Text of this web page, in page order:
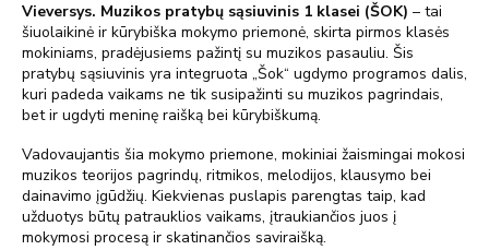
Vieversys. Muzikos pratybų sąsiuvinis 1 klasei (ŠOK) – tai
šiuolaikinė ir kūrybiška mokymo priemonė, skirta pirmos klasės
mokiniams, pradėjusiems pažintį su muzikos pasauliu. Šis
pratybų sąsiuvinis yra integruota „Šok“ ugdymo programos dalis,
kuri padeda vaikams ne tik susipažinti su muzikos pagrindais,
bet ir ugdyti meninę raišką bei kūrybiškumą.
Vadovaujantis šia mokymo priemone, mokiniai žaismingai mokosi
muzikos teorijos pagrindų, ritmikos, melodijos, klausymo bei
dainavimo įgūdžių. Kiekvienas puslapis parengtas taip, kad
užduotys būtų patrauklios vaikams, įtraukiančios juos į
mokymosi procesą ir skatinančios saviraišką.